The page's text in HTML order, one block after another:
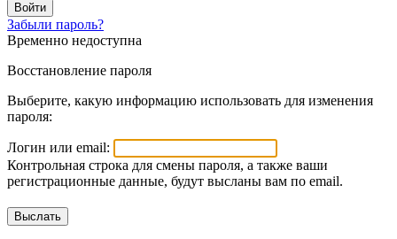
Войти
Забыли пароль?
Временно недоступна
Восстановление пароля
Выберите, какую информацию использовать для изменения
пароля:
Логин или email:
Контрольная строка для смены пароля, а также ваши
регистрационные данные, будут высланы вам по email.